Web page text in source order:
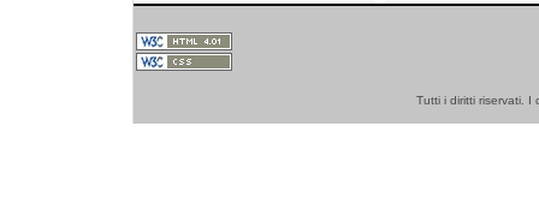
Tutti i diritti riservati. I